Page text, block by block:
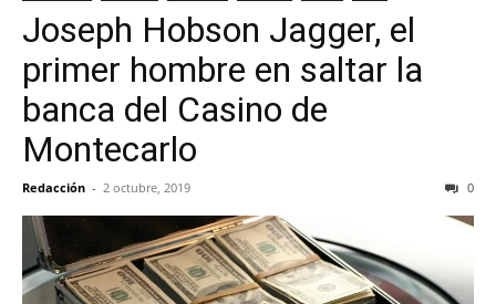
Joseph Hobson Jagger, el
primer hombre en saltar la
banca del Casino de
Montecarlo
Redacción - 2 octubre, 2019 0